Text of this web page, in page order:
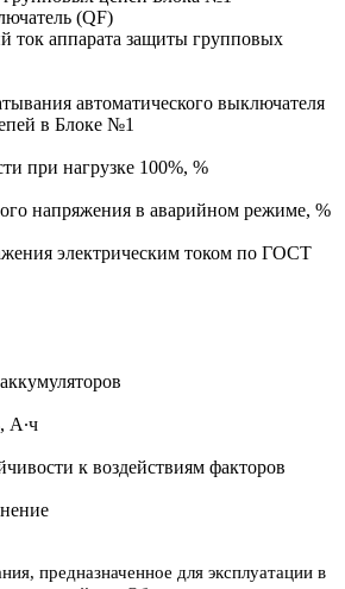
(QF)
ток аппарата защиты групповых
автоматического выключателя
в Блоке №1
при нагрузке 100%, %
напряжения в аварийном режиме, %
электрическим током по ГОСТ
А∙ч
к воздействиям факторов
предназначенное для эксплуатации в